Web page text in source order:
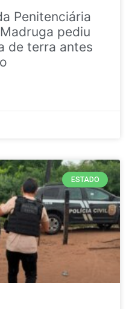
Penitenciária
pediu
de terra antes
ESTADO